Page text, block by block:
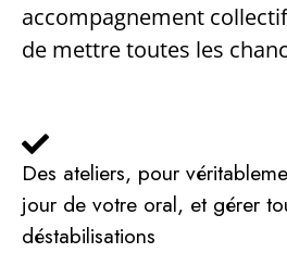
accompagnement
de mettre toutes les
Des ateliers, pour
jour de votre oral, et gérer
déstabilisations